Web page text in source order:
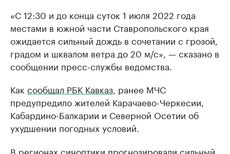
«С 12:30 и до конца суток 1 июля 2022 года
местами в южной части Ставропольского края
ожидается сильный дождь в сочетании с грозой,
градом и шквалом ветра до 20 м/с», — сказано в
сообщении пресс-службы ведомства.
Как сообщал РБК Кавказ , ранее МЧС
предупредило жителей Карачаево-Черкесии,
Кабардино-Балкарии и Северной Осетии об
ухудшении погодных условий.
В регионах синоптики прогнозировали сильный